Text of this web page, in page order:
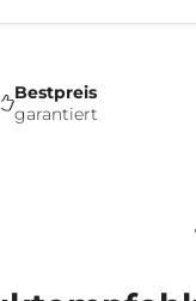
Bestpreis
garantiert